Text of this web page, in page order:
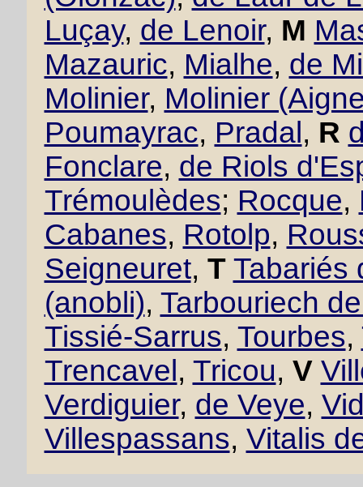
Luçay, de Lenoir, M
Mazauric, Mialhe, de
Molinier, Molinier
Poumayrac, Pradal , R
Fonclare, de Riols
Trémoulèdes; Rocque,
Cabanes, Rotolp,
Seigneuret, T Tabariés
(anobli), Tarbouriech
Tissié-Sarrus, Tourbes,
Trencavel , Tricou, V
Verdiguier, de Veye,
Villespassans, Vitalis